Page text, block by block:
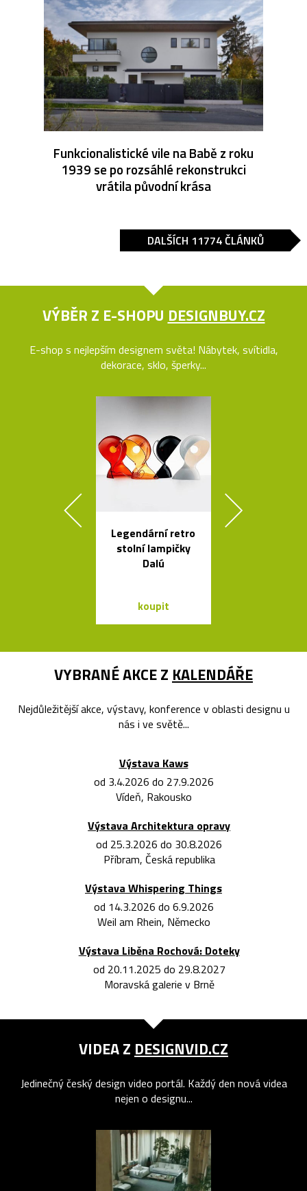
Funkcionalistické vile na Babě z roku
1939 se po rozsáhlé rekonstrukci
vrátila původní krása
DALŠÍCH 11774 ČLÁNKŮ
VÝBĚR Z E-SHOPU DESIGNBUY.CZ
E-shop s nejlepším designem světa! Nábytek, svítidla,
dekorace, sklo, šperky...
Legendární retro
stolní lampičky
Dalú
koupit
VYBRANÉ AKCE Z KALENDÁŘE
Nejdůležitější akce, výstavy, konference v oblasti designu u
nás i ve světě...
Výstava Kaws
od 3.4.2026 do 27.9.2026
Vídeň, Rakousko
Výstava Architektura opravy
od 25.3.2026 do 30.8.2026
Příbram, Česká republika
Výstava Whispering Things
od 14.3.2026 do 6.9.2026
Weil am Rhein, Německo
Výstava Liběna Rochová: Doteky
od 20.11.2025 do 29.8.2027
Moravská galerie v Brně
VIDEA Z DESIGNVID.CZ
Jedinečný český design video portál. Každý den nová videa
nejen o designu...